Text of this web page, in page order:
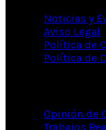
Noticias y
Aviso Legal
Política de
Política de
Opinión de
Trabajos